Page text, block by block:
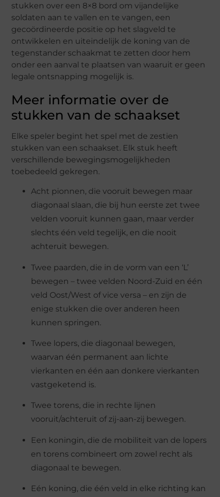
stukken over een 8×8 bord om vijandelijke
soldaten aan te vallen en te vangen, een
gecoördineerde positie op het slagveld te
ontwikkelen en uiteindelijk de koning van de
tegenstander schaakmat te zetten door hem
onder een aanval te plaatsen van waaruit er geen
legale ontsnapping mogelijk is.
Meer informatie over de
stukken van de schaakset
Elke speler begint het spel met de zestien
stukken van een schaakset. Elk stuk heeft
verschillende bewegingsmogelijkheden
toebedeeld gekregen.
Acht pionnen, die vooruit bewegen maar
diagonaal slaan, die bij hun eerste zet twee
velden vooruit kunnen gaan, maar verder
slechts één veld tegelijk, en die nooit
achteruit bewegen.
Twee paarden, die in de vorm van een ‘L’
bewegen – twee velden Noord-Zuid en één
veld Oost/West of vice versa – en zijn de
enige stukken die over anderen heen
kunnen springen.
Twee lopers, die diagonaal bewegen,
waarvan één permanent aan lichte
vierkanten en één aan donkere vierkanten
vastgeketend is.
Twee torens, die in rechte lijnen
vooruit/achteruit of zij-aan-zij bewegen.
Een koningin, die de mobiliteit van de lopers
en torens combineert om zowel recht als
diagonaal te bewegen.
Eén koning, die één veld in elke richting kan